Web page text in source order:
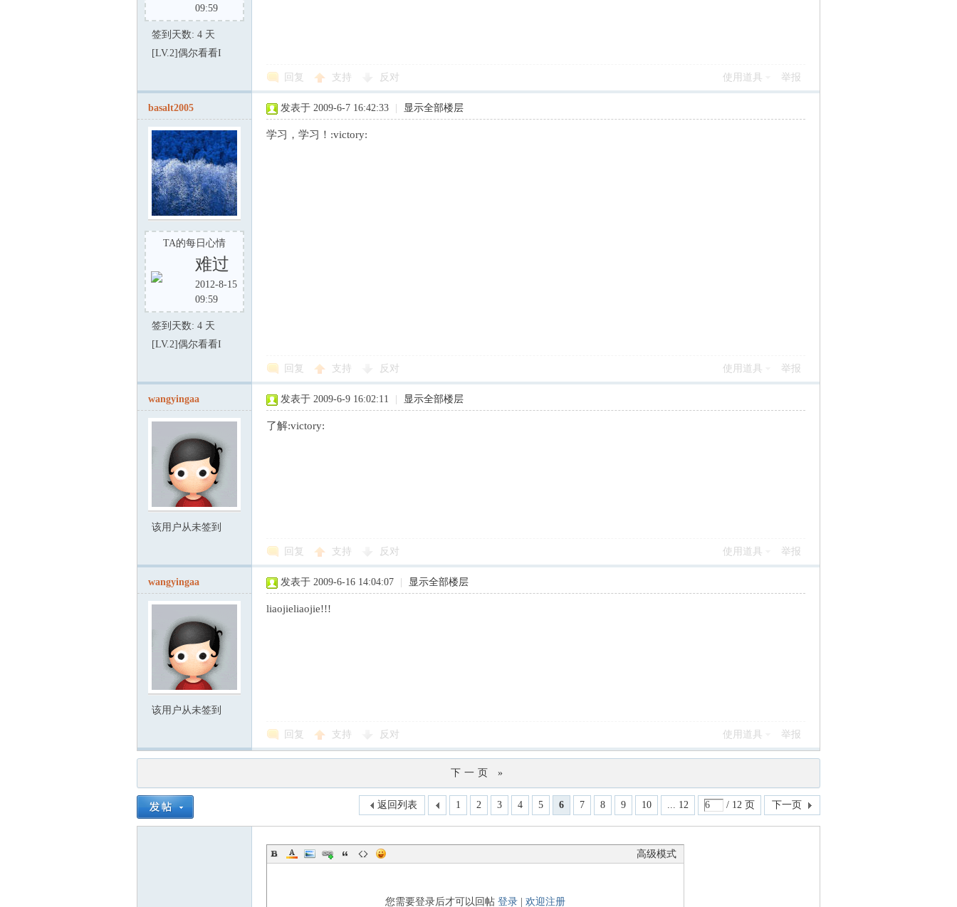
09:59
签到天数: 4 天
[LV.2]偶尔看看I
回复 支持 反对 使用道具 举报
basalt2005
TA的每日心情
难过
2012-8-15
09:59
签到天数: 4 天
[LV.2]偶尔看看I
发表于 2009-6-7 16:42:33 显示全部楼层
学习，学习！:victory:
回复 支持 反对 使用道具 举报
wangyingaa
该用户从未签到
发表于 2009-6-9 16:02:11 显示全部楼层
了解:victory:
回复 支持 反对 使用道具 举报
wangyingaa
该用户从未签到
发表于 2009-6-16 14:04:07 显示全部楼层
liaojieliaojie!!!
回复 支持 反对 使用道具 举报
下一页 »
1 2 3 4 5 6 7 8 9 10 ... 12 / 12 页 下一页
返回列表
高级模式
您需要登录后才可以回帖 登录 欢迎注册